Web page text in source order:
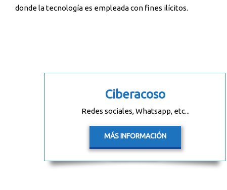
donde la tecnología es empleada con fines ilícitos.
Ciberacoso
Redes sociales, Whatsapp, etc...
MÁS INFORMACIÓN